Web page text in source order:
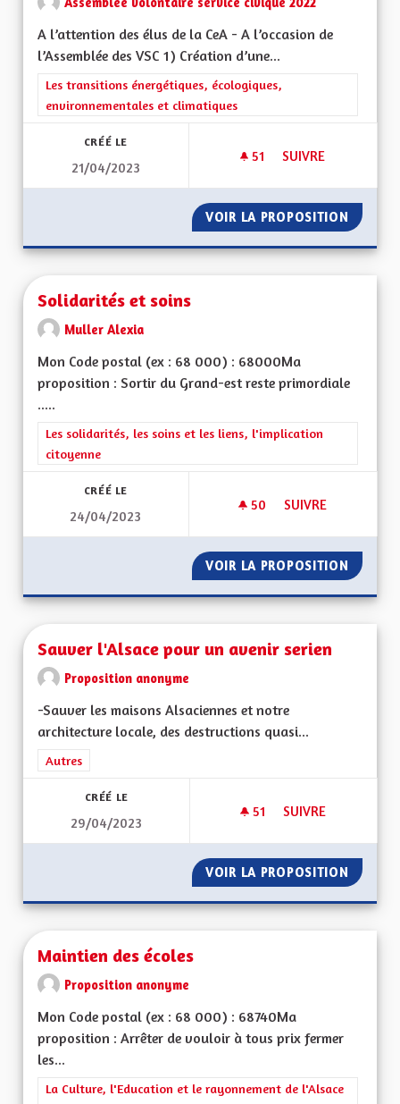
A l’attention des élus de la CeA - A l’occasion de
l’Assemblée des VSC 1) Création d’une...
Filtrer les résultats de la catégorie : Les transitions
Les transitions énergétiques, écologiques,
environnementales et climatiques
CRÉÉ LE
21/04/2023
51 51 ABONNÉS
SUIVRE
VOIR LA PROPOSITION
Solidarités et soins
Muller Alexia
Mon Code postal (ex : 68 000) : 68000Ma
proposition : Sortir du Grand-est reste primordiale
.....
Filtrer les résultats de la catégorie : Les solidarités, les soins
Les solidarités, les soins et les liens, l'implication
citoyenne
CRÉÉ LE
24/04/2023
50 50 ABONNÉS
SUIVRE
VOIR LA PROPOSITION
Sauver l'Alsace pour un avenir serien
Proposition anonyme
-Sauver les maisons Alsaciennes et notre
architecture locale, des destructions quasi...
Filtrer les résultats de la catégorie : Autres
Autres
CRÉÉ LE
29/04/2023
51 51 ABONNÉS
SUIVRE
VOIR LA PROPOSITION
Maintien des écoles
Proposition anonyme
Mon Code postal (ex : 68 000) : 68740Ma
proposition : Arrêter de vouloir à tous prix fermer
les...
Filtrer les résultats de la catégorie : La Culture, l'Education et
La Culture, l'Education et le rayonnement de l'Alsace